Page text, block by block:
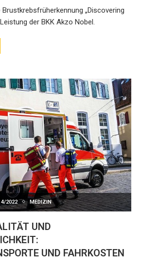
„Discovering
der BKK Akzo Nobel.
4/2022 MEDIZIN
UND
UND FAHRKOSTEN